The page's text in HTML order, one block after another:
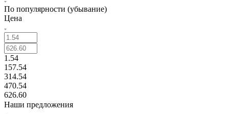
По популярности (убывание)
Цена
1.54
157.54
314.54
470.54
626.60
Наши предложения